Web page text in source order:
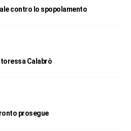
contro lo spopolamento
Calabrò
prosegue